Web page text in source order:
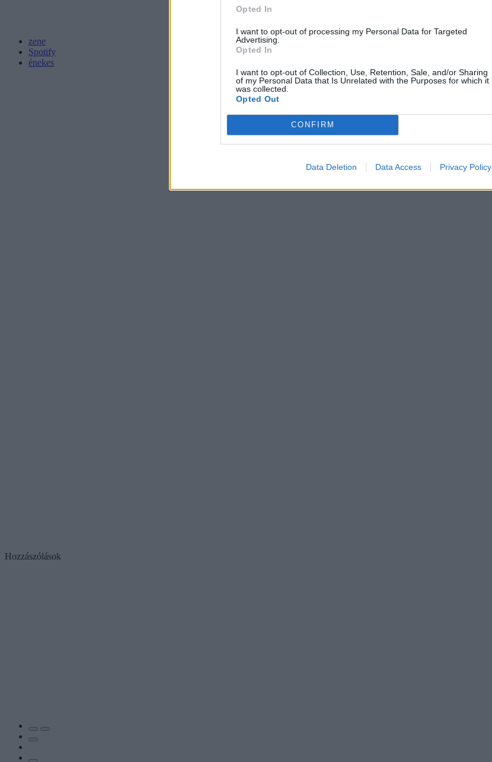
Opted In
I want to opt-out of processing my Personal Data for Targeted
Advertising.
Opted In
I want to opt-out of Collection, Use, Retention, Sale, and/or Sharing
of my Personal Data that Is Unrelated with the Purposes for which it
was collected.
Opted Out
CONFIRM
Data Deletion Data Access Privacy Policy
zene
Spotify
énekes
Hozzászólások